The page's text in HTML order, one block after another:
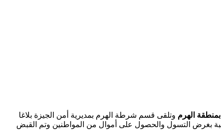
الهرم وتلقى قسم شرطة الهرم بمديرية أمن الجيزة بلاغا
الأمنية لمحل البلاغ وتبين أن عاطل 18 عامًا يرتدي ملابس سيدة منتقبة بغرض التسول والحصول على أموال من المواطنين وتم القبض